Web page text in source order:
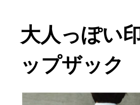
大人っぽい
ップザック